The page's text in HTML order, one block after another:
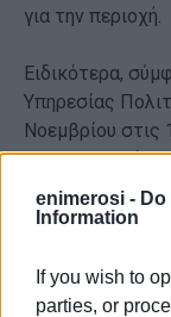
enimerosi -
Information
If you wish to
parties, or
για την περιοχή.
Ειδικότερα,
Υπηρεσίας
Νοεμβρίου στις
23:59,
δικτύου
Θεσσαλονίκη.
Όλοι οι
περίοδο, θα